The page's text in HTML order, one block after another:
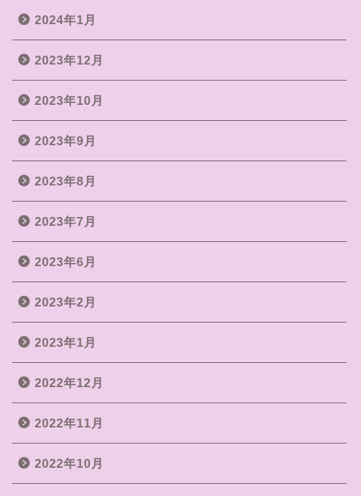
2024年1月
2023年12月
2023年10月
2023年9月
2023年8月
2023年7月
2023年6月
2023年2月
2023年1月
2022年12月
2022年11月
2022年10月